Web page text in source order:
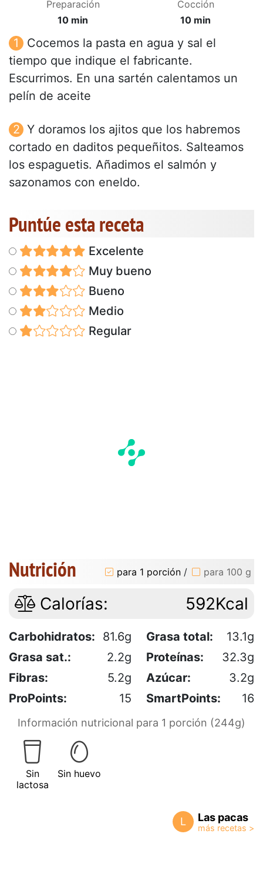
Preparación
10 min
Cocción
10 min
Cocemos la pasta en agua y sal el
tiempo que indique el fabricante.
Escurrimos. En una sartén calentamos un
pelín de aceite
Y doramos los ajitos que los habremos
cortado en daditos pequeñitos. Salteamos
los espaguetis. Añadimos el salmón y
sazonamos con eneldo.
Puntúe esta receta
Excelente
Muy bueno
Bueno
Medio
Regular
Nutrición para 1 porción / para 100 g
Calorías: 592Kcal
Carbohidratos: 81.6g Grasa total:
13.1g
Grasa sat.:
2.2g Proteínas:
32.3g
Fibras:
5.2g Azúcar:
3.2g
ProPoints:
15 SmartPoints: 16
Información nutricional para 1 porción (244g)
Sin
lactosa
Sin huevo
L Las pacas